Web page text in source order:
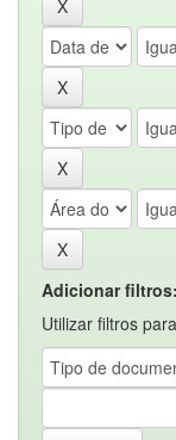
Adicionar filtros:
Utilizar filtros